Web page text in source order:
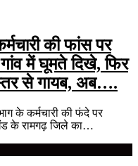
की फांस पर
में घूमते दिखे, फिर
से गायब, अब….
के कर्मचारी की फंदे पर
के रामगढ़ जिले का…